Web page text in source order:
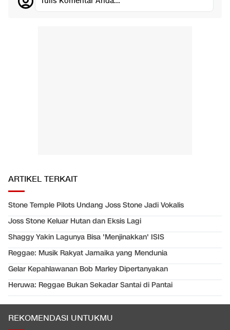
ARTIKEL TERKAIT
Stone Temple Pilots Undang Joss Stone Jadi Vokalis
Joss Stone Keluar Hutan dan Eksis Lagi
Shaggy Yakin Lagunya Bisa 'Menjinakkan' ISIS
Reggae: Musik Rakyat Jamaika yang Mendunia
Gelar Kepahlawanan Bob Marley Dipertanyakan
Heruwa: Reggae Bukan Sekadar Santai di Pantai
REKOMENDASI UNTUKMU